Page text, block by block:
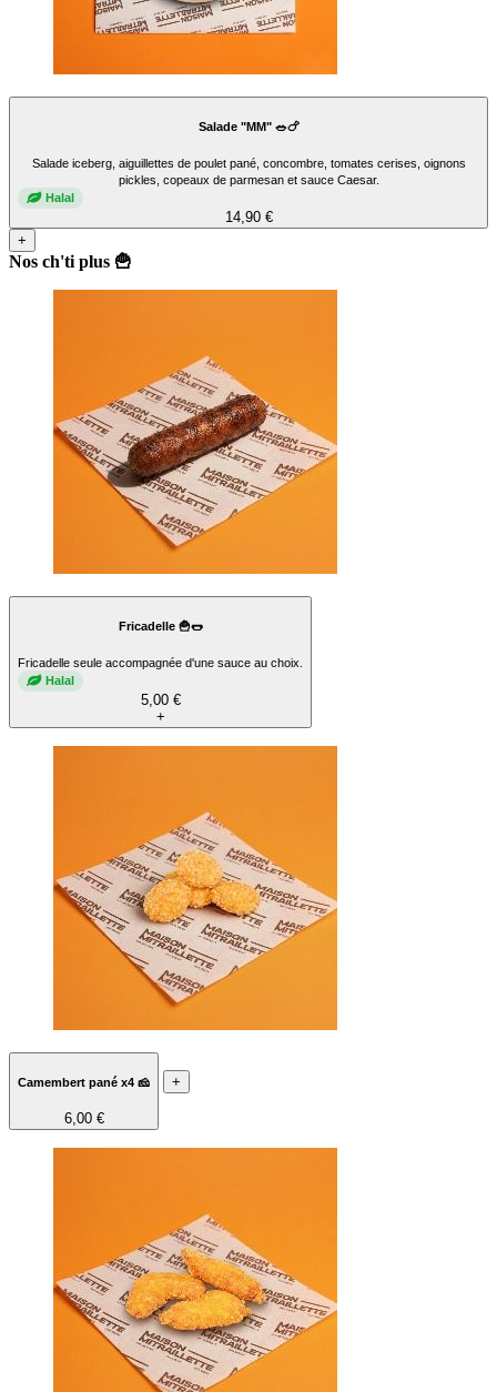
Salade "MM" 🥗🍗
Salade iceberg, aiguillettes de poulet pané, concombre, tomates cerises, oignons
pickles, copeaux de parmesan et sauce Caesar.
Halal
14,90 €
+
Nos ch'ti plus 🍟
Fricadelle 🍟🌭
Fricadelle seule accompagnée d'une sauce au choix.
Halal
5,00 €
+
Camembert pané x4 🧀
6,00 €
+